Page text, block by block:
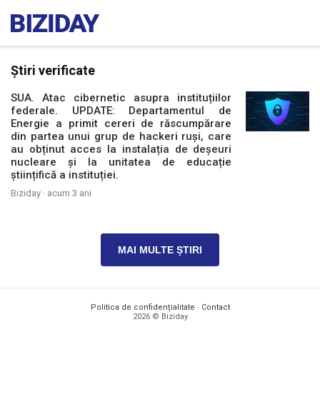
Știri verificate
SUA. Atac cibernetic asupra instituțiilor
federale. UPDATE: Departamentul de
Energie a primit cereri de răscumpărare
din partea unui grup de hackeri ruși, care
au obținut acces la instalația de deșeuri
nucleare și la unitatea de educație
științifică a instituției.
Biziday · acum 3 ani
MAI MULTE ȘTIRI
Politica de confidențialitate · Contact
2026 © Biziday